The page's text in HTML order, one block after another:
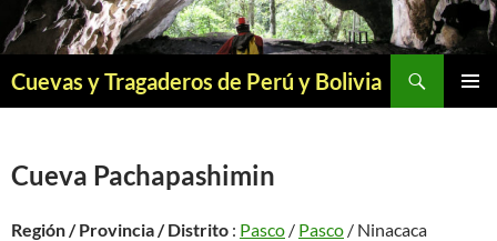
Saltar
al
Cuevas y Tragaderos de Perú y Bolivia
Cueva Pachapashimin
Región / Provincia / Distrito : Pasco / Pasco / Ninacaca